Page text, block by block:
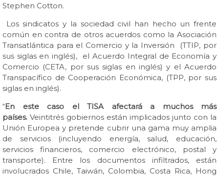
Stephen Cotton.
Los sindicatos y la sociedad civil han hecho un frente
común en contra de otros acuerdos como la Asociación
Transatlántica para el Comercio y la Inversión (TTIP, por
sus siglas en inglés), el Acuerdo Integral de Economía y
Comercio (CETA, por sus siglas en inglés) y el Acuerdo
Transpacífico de Cooperación Económica, (TPP, por sus
siglas en inglés).
“En este caso el TISA afectará a muchos más
países. Veintitrés gobiernos están implicados junto con la
Unión Europea y pretende cubrir una gama muy amplia
de servicios (incluyendo energía, salud, educación,
servicios financieros, comercio electrónico, postal y
transporte). Entre los documentos infiltrados, están
involucrados Chile, Taiwán, Colombia, Costa Rica, Hong